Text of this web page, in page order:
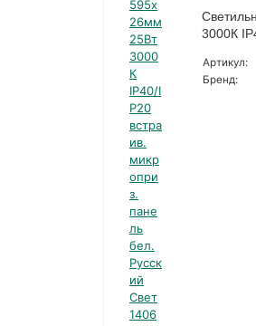
3000К
Артикул:
Бренд: